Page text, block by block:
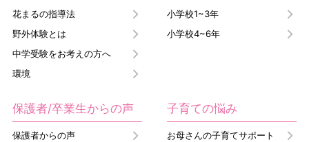
花まるの指導法
野外体験とは
中学受験をお考えの方へ
環境
小学校1~3年
小学校4~6年
保護者/卒業生からの声
保護者からの声
子育ての悩み
お母さんの子育てサポート